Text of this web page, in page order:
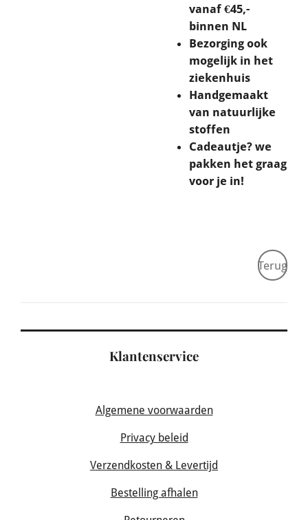
vanaf €45,-
binnen NL
Bezorging ook
mogelijk in het
ziekenhuis
Handgemaakt
van natuurlijke
stoffen
Cadeautje? we
pakken het graag
voor je in!
Terug
Klantenservice
Algemene voorwaarden
Privacy beleid
Verzendkosten & Levertijd
Bestelling afhalen